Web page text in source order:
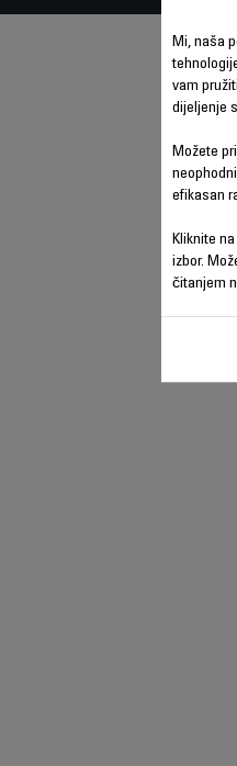
Mi, naša
vam
dijeljenje
Možete
efikasan
Kliknite na
izbor.
čitanjem